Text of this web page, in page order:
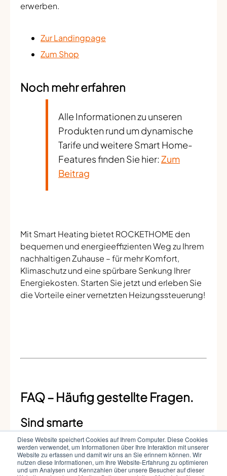
Diese Website speichert Cookies auf Ihrem Computer. Diese Cookies
werden verwendet, um Informationen über Ihre Interaktion mit unserer
Website zu erfassen und damit wir uns an Sie erinnern können. Wir
nutzen diese Informationen, um Ihre Website-Erfahrung zu optimieren
und um Analysen und Kennzahlen über unsere Besucher auf dieser
erwerben.
Zur Landingpage
Zum Shop
Noch mehr erfahren
Alle Informationen zu unseren
Produkten rund um dynamische
Tarife und weitere Smart Home-
Features finden Sie hier: Zum
Beitrag
Mit Smart Heating bietet ROCKETHOME den
bequemen und energieeffizienten Weg zu Ihrem
nachhaltigen Zuhause – für mehr Komfort,
Klimaschutz und eine spürbare Senkung Ihrer
Energiekosten. Starten Sie jetzt und erleben Sie
die Vorteile einer vernetzten Heizungssteuerung!
FAQ – Häufig gestellte Fragen.
Sind smarte
Heizkörperthermostate sinnvoll?
Ja, smarte Heizkörperthermostate sind eine
effektive Möglichkeit, den Energie- und